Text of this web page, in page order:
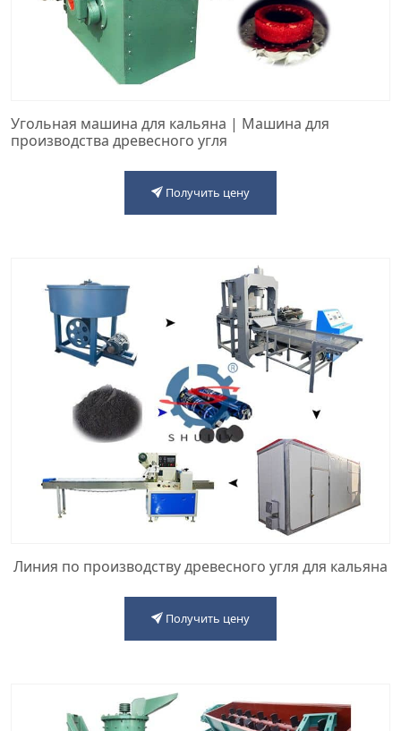
Угольная машина для кальяна | Машина для
производства древесного угля
Получить цену
Линия по производству древесного угля для кальяна
Получить цену